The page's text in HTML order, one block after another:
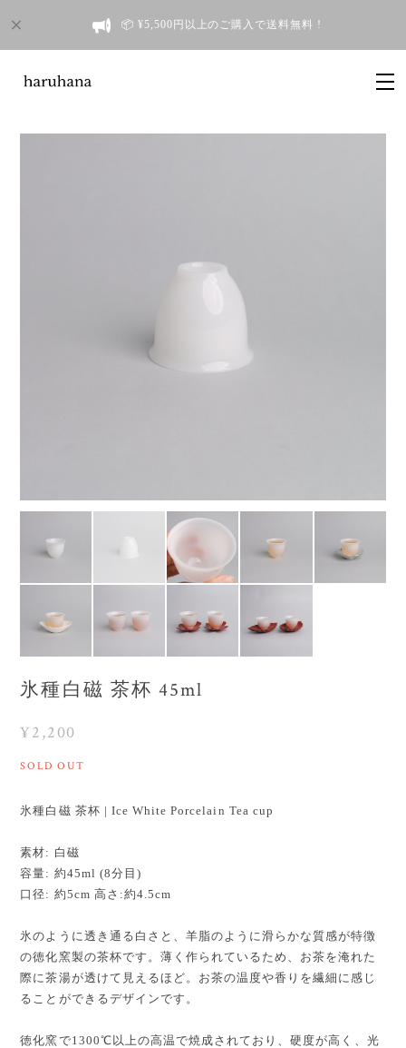
📦 ¥5,500円以上のご購入で送料無料 !
氷種白磁 茶杯 45ml
¥2,200
SOLD OUT
氷種白磁 茶杯 | Ice White Porcelain Tea cup
素材: 白磁
容量: 約45ml (8分目)
口径: 約5cm 高さ:約4.5cm
氷のように透き通る白さと、羊脂のように滑らかな質感が特徴
の徳化窯製の茶杯です。薄く作られているため、お茶を淹れた
際に茶湯が透けて見えるほど。お茶の温度や香りを繊細に感じ
ることができるデザインです。
徳化窯で1300℃以上の高温で焼成されており、硬度が高く、光